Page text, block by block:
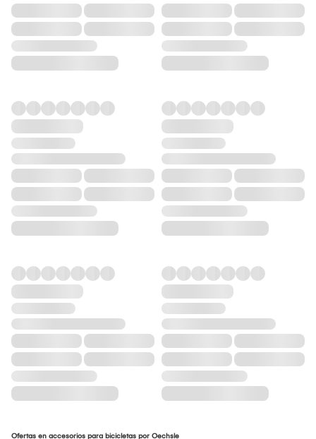
Ofertas en accesorios para bicicletas por Oechsle